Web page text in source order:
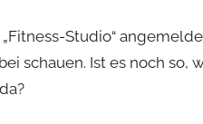
Studio“
schauen. Ist es noch so,